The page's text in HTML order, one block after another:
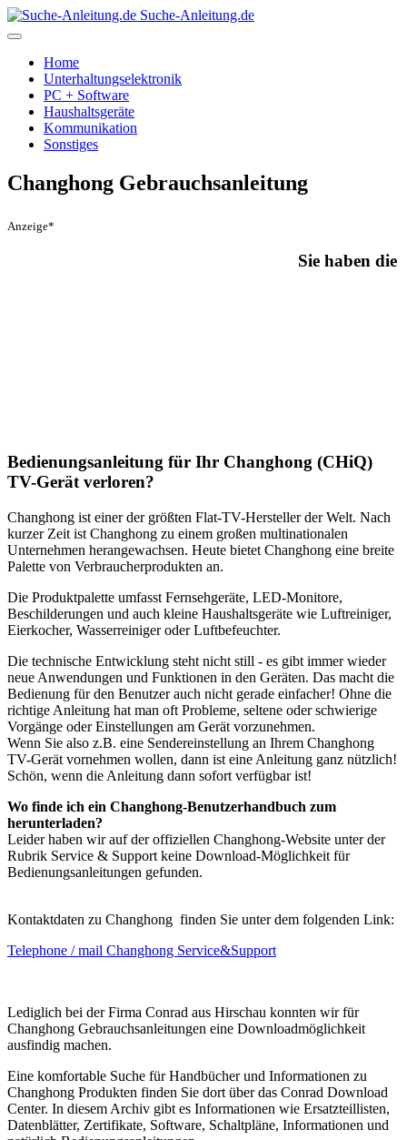
Suche-Anleitung.de
Home
Unterhaltungselektronik
PC + Software
Haushaltsgeräte
Kommunikation
Sonstiges
Changhong Gebrauchsanleitung
Anzeige*
Sie haben die
Bedienungsanleitung für Ihr Changhong (CHiQ)
TV-Gerät verloren?
Changhong ist einer der größten Flat-TV-Hersteller der Welt. Nach
kurzer Zeit ist Changhong zu einem großen multinationalen
Unternehmen herangewachsen. Heute bietet Changhong eine breite
Palette von Verbraucherprodukten an.
Die Produktpalette umfasst Fernsehgeräte, LED-Monitore,
Beschilderungen und auch kleine Haushaltsgeräte wie Luftreiniger,
Eierkocher, Wasserreiniger oder Luftbefeuchter.
Die technische Entwicklung steht nicht still - es gibt immer wieder
neue Anwendungen und Funktionen in den Geräten. Das macht die
Bedienung für den Benutzer auch nicht gerade einfacher! Ohne die
richtige Anleitung hat man oft Probleme, seltene oder schwierige
Vorgänge oder Einstellungen am Gerät vorzunehmen.
Wenn Sie also z.B. eine Sendereinstellung an Ihrem Changhong
TV-Gerät vornehmen wollen, dann ist eine Anleitung ganz nützlich!
Schön, wenn die Anleitung dann sofort verfügbar ist!
Wo finde ich ein Changhong-Benutzerhandbuch zum
herunterladen?
Leider haben wir auf der offiziellen Changhong-Website unter der
Rubrik Service & Support keine Download-Möglichkeit für
Bedienungsanleitungen gefunden.
Kontaktdaten zu Changhong finden Sie unter dem folgenden Link:
Telephone / mail Changhong Service&Support
Lediglich bei der Firma Conrad aus Hirschau konnten wir für
Changhong Gebrauchsanleitungen eine Downloadmöglichkeit
ausfindig machen.
Eine komfortable Suche für Handbücher und Informationen zu
Changhong Produkten finden Sie dort über das Conrad Download
Center. In diesem Archiv gibt es Informationen wie Ersatzteillisten,
Datenblätter, Zertifikate, Software, Schaltpläne, Informationen und